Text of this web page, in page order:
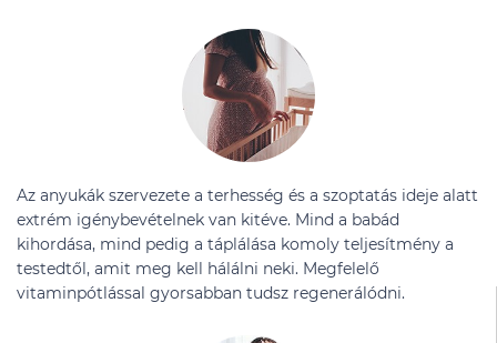
Az anyukák szervezete a terhesség és a szoptatás ideje alatt
extrém igénybevételnek van kitéve. Mind a babád
kihordása, mind pedig a táplálása komoly teljesítmény a
testedtől, amit meg kell hálálni neki. Megfelelő
vitaminpótlással gyorsabban tudsz regenerálódni.